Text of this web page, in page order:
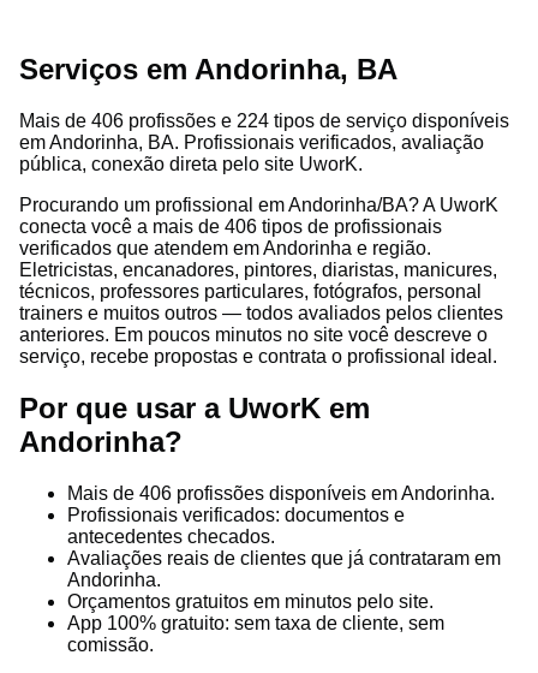
Serviços em Andorinha, BA
Mais de 406 profissões e 224 tipos de serviço disponíveis
em Andorinha, BA. Profissionais verificados, avaliação
pública, conexão direta pelo site UworK.
Procurando um profissional em Andorinha/BA? A UworK
conecta você a mais de 406 tipos de profissionais
verificados que atendem em Andorinha e região.
Eletricistas, encanadores, pintores, diaristas, manicures,
técnicos, professores particulares, fotógrafos, personal
trainers e muitos outros — todos avaliados pelos clientes
anteriores. Em poucos minutos no site você descreve o
serviço, recebe propostas e contrata o profissional ideal.
Por que usar a UworK em
Andorinha?
Mais de 406 profissões disponíveis em Andorinha.
Profissionais verificados: documentos e
antecedentes checados.
Avaliações reais de clientes que já contrataram em
Andorinha.
Orçamentos gratuitos em minutos pelo site.
App 100% gratuito: sem taxa de cliente, sem
comissão.